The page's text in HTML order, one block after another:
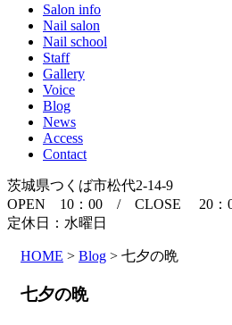
Salon info
Nail salon
Nail school
Staff
Gallery
Voice
Blog
News
Access
Contact
茨城県つくば市松代2-14-9
OPEN 10：00 / CLOSE 20：
定休日：水曜日
HOME > Blog > 七夕の晩
七夕の晩